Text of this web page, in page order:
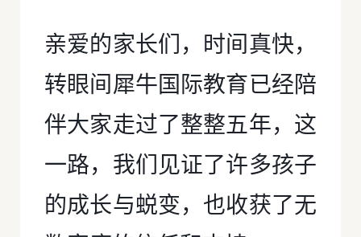
亲爱的家长们，时间真快，
转眼间犀牛国际教育已经陪
伴大家走过了整整五年，这
一路，我们见证了许多孩子
的成长与蜕变，也收获了无